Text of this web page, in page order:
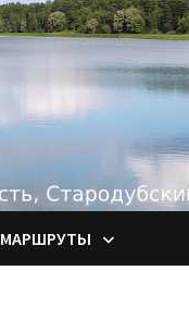
МАРШРУТЫ